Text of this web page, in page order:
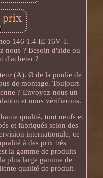
146 1.4 IE 16V T.
nous ? Besoin d'aide ou
d'acheter ?
(A). Ø de la poulie de
de montage. Toujours
? Envoyez-nous un
et nous vérifierons.
qualité, tout neufs et
et fabriqués selon des
internationale, ce
à des prix très
la gamme de produits
plus large gamme de
qualité de produit.